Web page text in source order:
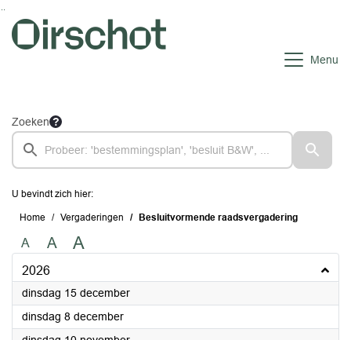
Ga naar de inhoud van deze pagina
Ga naar het zoeken
Ga naar het menu
Menu
Zoeken
U bevindt zich hier:
Home Vergaderingen Besluitvormende raadsvergadering
A A A
2026
dinsdag 15 december2026
dinsdag 8 december2026